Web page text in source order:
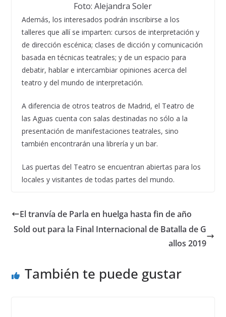
Foto: Alejandra Soler
Además, los interesados podrán inscribirse a los
talleres que allí se imparten: cursos de interpretación y
de dirección escénica; clases de dicción y comunicación
basada en técnicas teatrales; y de un espacio para
debatir, hablar e intercambiar opiniones acerca del
teatro y del mundo de interpretación.
A diferencia de otros teatros de Madrid, el Teatro de
las Aguas cuenta con salas destinadas no sólo a la
presentación de manifestaciones teatrales, sino
también encontrarán una librería y un bar.
Las puertas del Teatro se encuentran abiertas para los
locales y visitantes de todas partes del mundo.
El tranvía de Parla en huelga hasta fin de año
Sold out para la Final Internacional de Batalla de G
allos 2019
También te puede gustar